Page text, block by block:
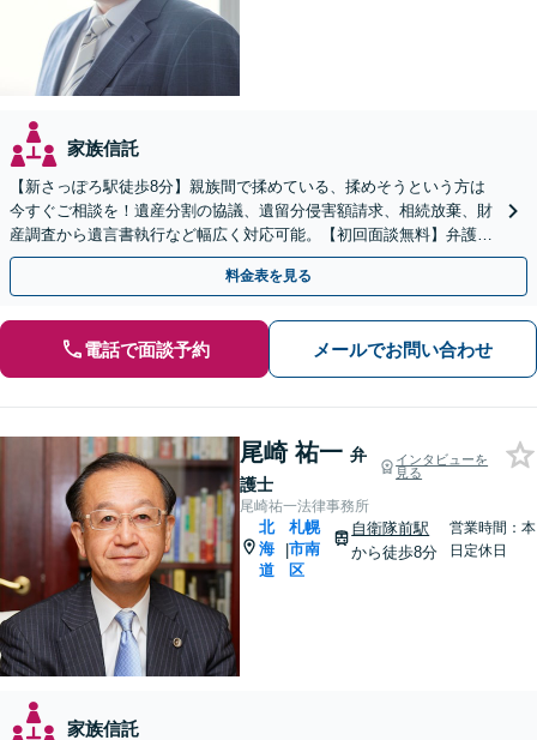
家族信託
【新さっぽろ駅徒歩8分】親族間で揉めている、揉めそうという方は
今すぐご相談を！遺産分割の協議、遺留分侵害額請求、相続放棄、財
産調査から遺言書執行など幅広く対応可能。【初回面談無料】弁護士
が窓口になりストレス軽減！
料金表を見る
電話で面談予約 メールでお問い合わせ
尾崎 祐一 弁
護士
インタビューを
見る
尾崎祐一法律事務所
北
海
道
|
札幌
市南
区
自衛隊前駅
から徒歩8分
営業時間：本
日定休日
家族信託